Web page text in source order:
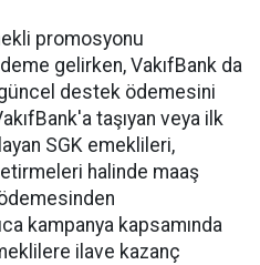
promosyonu
gelirken, VakıfBank da
destek ödemesini
taşıyan veya ilk
SGK emeklileri,
halinde maaş
kampanya kapsamında
ilave kazanç